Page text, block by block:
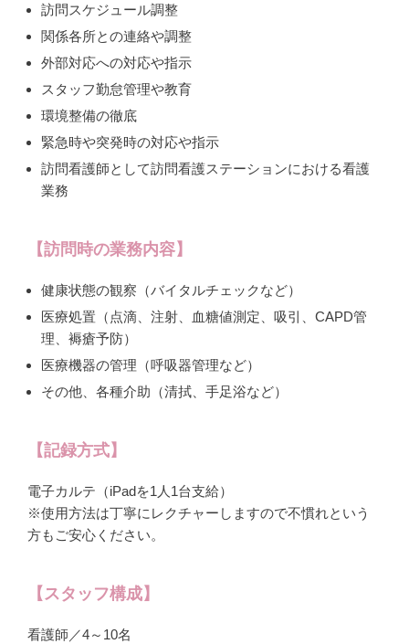
訪問スケジュール調整
関係各所との連絡や調整
外部対応への対応や指示
スタッフ勤怠管理や教育
環境整備の徹底
緊急時や突発時の対応や指示
訪問看護師として訪問看護ステーションにおける看護
業務
【訪問時の業務内容】
健康状態の観察（バイタルチェックなど）
医療処置（点滴、注射、血糖値測定、吸引、CAPD管
理、褥瘡予防）
医療機器の管理（呼吸器管理など）
その他、各種介助（清拭、手足浴など）
【記録方式】
電子カルテ（iPadを1人1台支給）
※使用方法は丁寧にレクチャーしますので不慣れという
方もご安心ください。
【スタッフ構成】
看護師／4～10名